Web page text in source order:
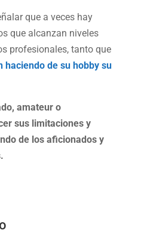
que a veces hay
que alcanzan niveles
profesionales, tanto que
haciendo de su hobby su
amateur o
sus limitaciones y
de los aficionados y